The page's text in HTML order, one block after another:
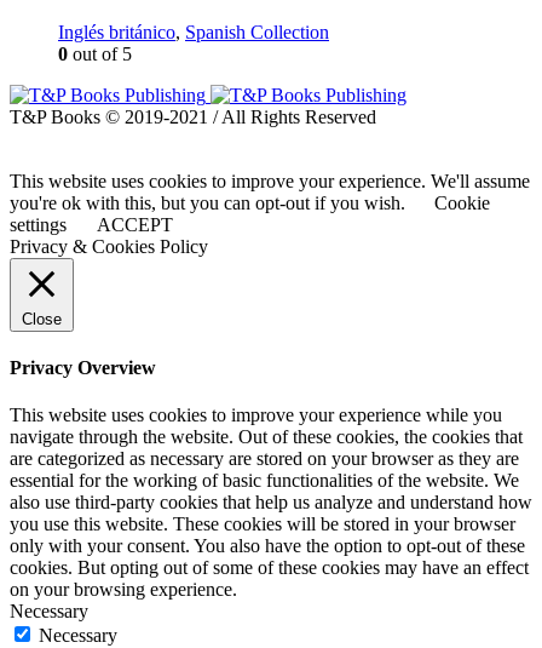
Inglés británico, Spanish Collection
0 out of 5
T&P Books © 2019-2021 / All Rights Reserved
This website uses cookies to improve your experience. We'll assume
you're ok with this, but you can opt-out if you wish.
Cookie
settings
ACCEPT
Privacy & Cookies Policy
Close
Privacy Overview
This website uses cookies to improve your experience while you
navigate through the website. Out of these cookies, the cookies that
are categorized as necessary are stored on your browser as they are
essential for the working of basic functionalities of the website. We
also use third-party cookies that help us analyze and understand how
you use this website. These cookies will be stored in your browser
only with your consent. You also have the option to opt-out of these
cookies. But opting out of some of these cookies may have an effect
on your browsing experience.
Necessary
Necessary